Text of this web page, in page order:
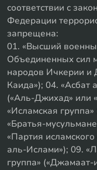
соответствии с
Федерации
запрещена:
01. «Высший
Объединенных сил
народов Ичкерии и
Каида»); 04. «Асбат
(«Аль-Джихад» или
«Исламская
«Братья-
«Партия
аль-Ислами»); 09.
группа»